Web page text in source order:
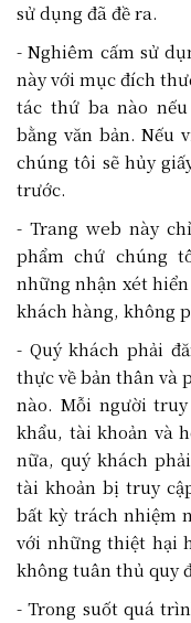
sử dụng đã đề ra.
- Nghiêm cấm sử
này với mục đích
tác thứ ba nào
bằng văn bản. Nếu
chúng tôi sẽ hủy
trước.
- Trang web này
phẩm chứ chúng
những nhận xét
khách hàng, không
- Quý khách phải
thực về bản thân và
nào. Mỗi người
khẩu, tài khoản và
nữa, quý khách
tài khoản bị truy
bất kỳ trách nhiệm
với những thiệt hại
không tuân thủ quy
- Trong suốt quá